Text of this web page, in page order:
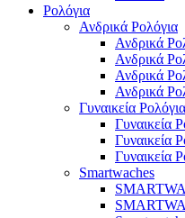
Ρολόγια
Ανδρικά Ρολόγια
Ανδρικά
Ανδρικά
Ανδρικά
Ανδρικά
Γυναικεία Ρολόγια
Γυναικεία
Γυναικεία
Γυναικεία
Smartwaches